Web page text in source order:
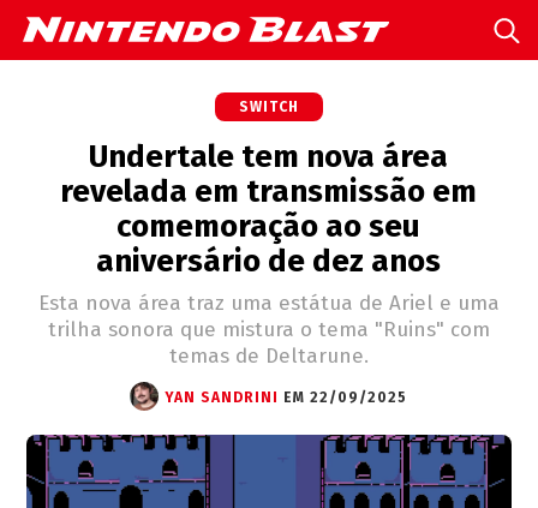
SWITCH
Undertale tem nova área
revelada em transmissão em
comemoração ao seu
aniversário de dez anos
Esta nova área traz uma estátua de Ariel e uma
trilha sonora que mistura o tema "Ruins" com
temas de Deltarune.
YAN SANDRINI EM 22/09/2025